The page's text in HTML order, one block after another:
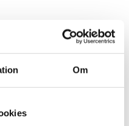
Om
lastcellsförstärkare